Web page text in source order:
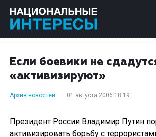
Если боевики не
«активизируют»
Архив новостей 01 августа 2006 18:19
Президент России Владимир Путин
активизировать борьбу с